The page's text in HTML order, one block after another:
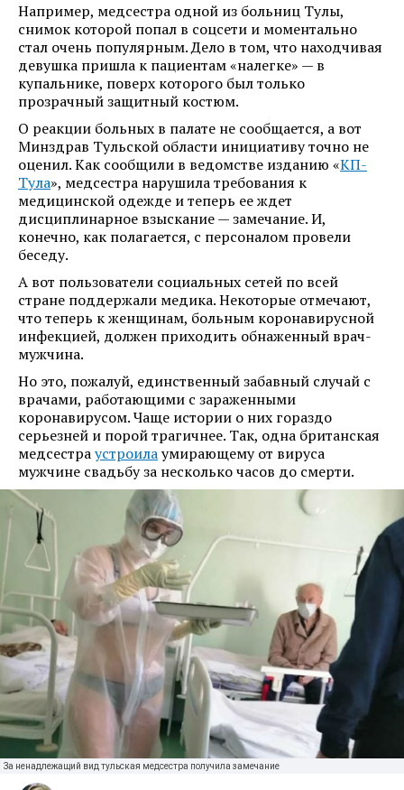
Например, медсестра одной из больниц Тулы,
снимок которой попал в соцсети и моментально
стал очень популярным. Дело в том, что находчивая
девушка пришла к пациентам «налегке» — в
купальнике, поверх которого был только
прозрачный защитный костюм.
О реакции больных в палате не сообщается, а вот
Минздрав Тульской области инициативу точно не
оценил. Как сообщили в ведомстве изданию «КП-
Тула», медсестра нарушила требования к
медицинской одежде и теперь ее ждет
дисциплинарное взыскание — замечание. И,
конечно, как полагается, с персоналом провели
беседу.
А вот пользователи социальных сетей по всей
стране поддержали медика. Некоторые отмечают,
что теперь к женщинам, больным коронавирусной
инфекцией, должен приходить обнаженный врач-
мужчина.
Но это, пожалуй, единственный забавный случай с
врачами, работающими с зараженными
коронавирусом. Чаще истории о них гораздо
серьезней и порой трагичнее. Так, одна британская
медсестраустроилаумирающему от вируса
мужчине свадьбу за несколько часов до смерти.
За ненадлежащий вид тульская медсестра получила замечание